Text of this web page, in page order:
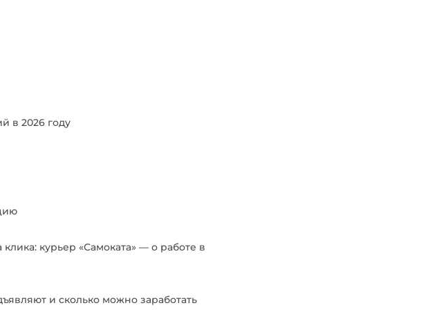
в 2026 году
курьер «Самоката» — о работе в
и сколько можно заработать